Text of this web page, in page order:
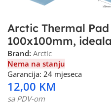
Arctic Thermal Pad
100x100mm,
Brand: Arctic
Nema na stanju
Garancija: 24 mjeseca
12,00 KM
sa PDV-om